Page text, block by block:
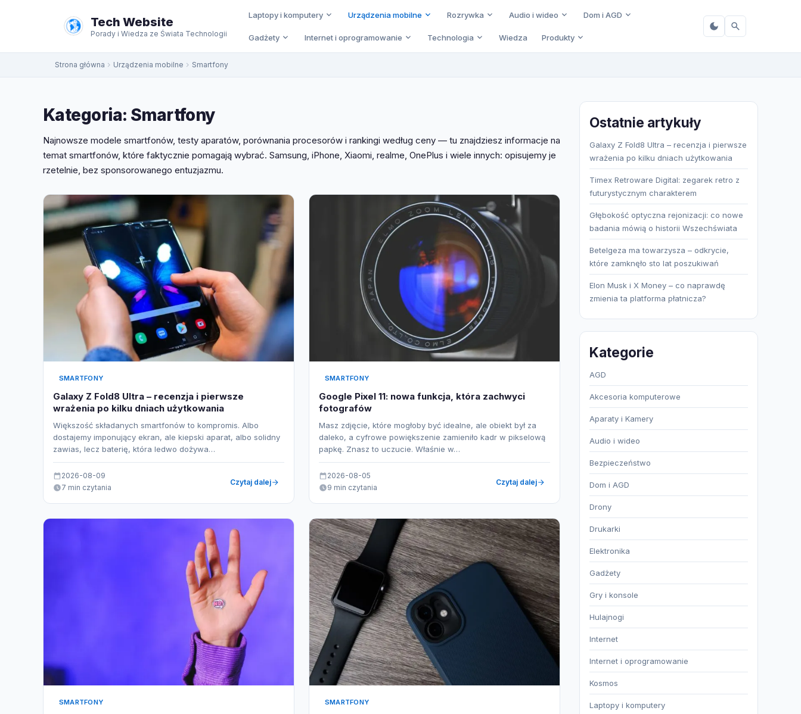
Tech Website
Porady i Wiedza ze Świata Technologii
Laptopy i komputery Urządzenia mobilne Rozrywka Audio i wideo Dom i AGD
Gadżety Internet i oprogramowanie Technologia Wiedza Produkty
Strona główna Urządzenia mobilne Smartfony
Kategoria: Smartfony
Najnowsze modele smartfonów, testy aparatów, porównania procesorów i rankingi według ceny — tu znajdziesz informacje na
temat smartfonów, które faktycznie pomagają wybrać. Samsung, iPhone, Xiaomi, realme, OnePlus i wiele innych: opisujemy je
rzetelnie, bez sponsorowanego entuzjazmu.
SMARTFONY
Galaxy Z Fold8 Ultra – recenzja i pierwsze
wrażenia po kilku dniach użytkowania
Większość składanych smartfonów to kompromis. Albo
dostajemy imponujący ekran, ale kiepski aparat, albo solidny
zawias, lecz baterię, która ledwo dożywa…
2026-08-09
7 min czytania
Czytaj dalej
SMARTFONY
Google Pixel 11: nowa funkcja, która zachwyci
fotografów
Masz zdjęcie, które mogłoby być idealne, ale obiekt był za
daleko, a cyfrowe powiększenie zamieniło kadr w pikselową
papkę. Znasz to uczucie. Właśnie w…
2026-08-05
9 min czytania
Czytaj dalej
SMARTFONY SMARTFONY
Ostatnie artykuły
Galaxy Z Fold8 Ultra – recenzja i pierwsze
wrażenia po kilku dniach użytkowania
Timex Retroware Digital: zegarek retro z
futurystycznym charakterem
Głębokość optyczna rejonizacji: co nowe
badania mówią o historii Wszechświata
Betelgeza ma towarzysza – odkrycie,
które zamknęło sto lat poszukiwań
Elon Musk i X Money – co naprawdę
zmienia ta platforma płatnicza?
Kategorie
AGD
Akcesoria komputerowe
Aparaty i Kamery
Audio i wideo
Bezpieczeństwo
Dom i AGD
Drony
Drukarki
Elektronika
Gadżety
Gry i konsole
Hulajnogi
Internet
Internet i oprogramowanie
Kosmos
Laptopy i komputery